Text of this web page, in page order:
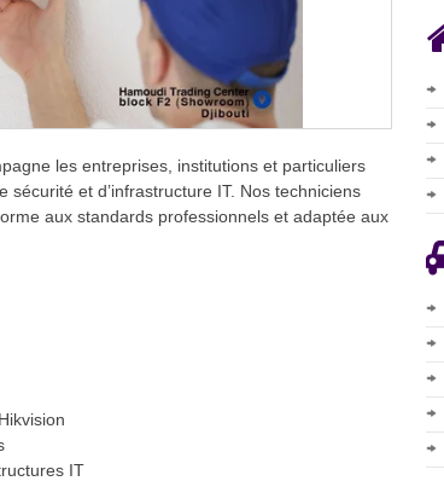
les entreprises, institutions et particuliers
et d’infrastructure IT. Nos techniciens
aux standards professionnels et adaptée aux
IT